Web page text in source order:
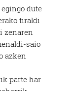
dute
tiraldi
zenaren
saio
azken
parte har